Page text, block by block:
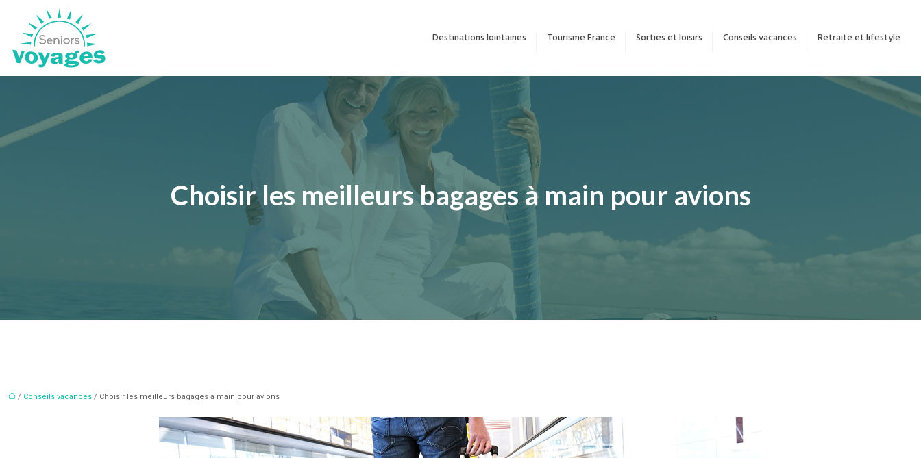
Destinations lointaines Tourisme France Sorties et loisirs Conseils vacances Retraite et lifestyle
Choisir les meilleurs bagages à main pour avions
/ Conseils vacances / Choisir les meilleurs bagages à main pour avions